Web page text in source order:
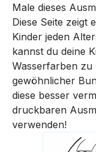
Male dieses
Diese Seite zeigt
Kinder jeden
kannst du deine
Wasserfarben zu
gewöhnlicher
diese besser
druckbaren
verwenden!